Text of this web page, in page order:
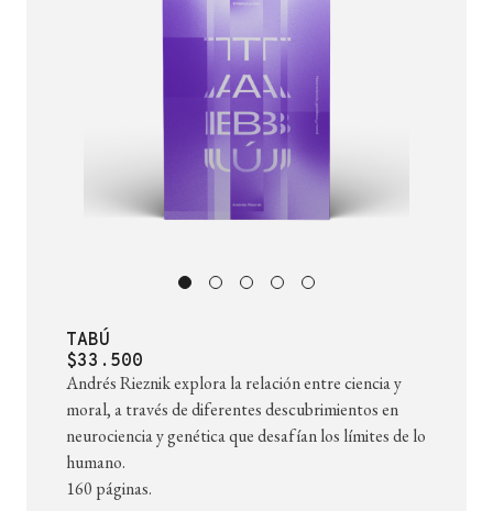
TABÚ
$33.500
Andrés Rieznik explora la relación entre ciencia y
moral, a través de diferentes descubrimientos en
neurociencia y genética que desafían los límites de lo
humano.
160 páginas.